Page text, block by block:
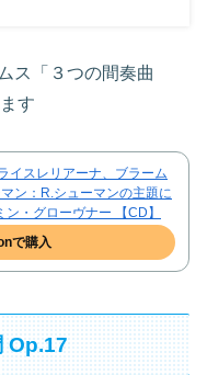
ス「３つの間奏曲
す
イスレリアーナ、ブラーム
ン：R.シューマンの主題に
・グローヴナー 【CD】
で購入
Op.17